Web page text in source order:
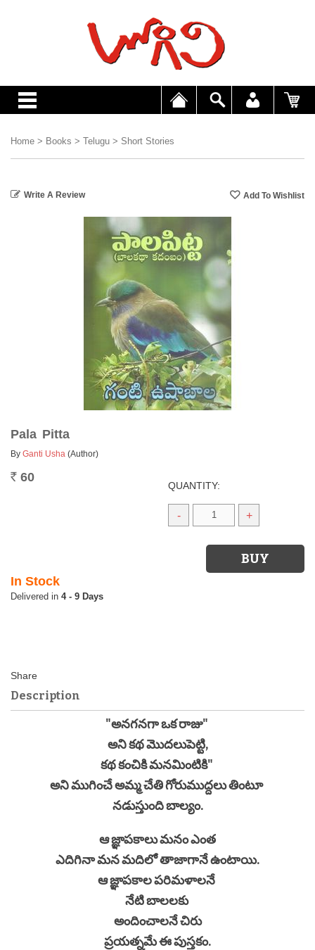
Home > Books > Telugu > Short Stories
Write A Review
Pala Pitta
By Ganti Usha (Author)
Rs. 60
QUANTITY:
- +
In Stock
4 - 9 Days
Description
"అనగనగా ఒక రాజు"
అని కథ మొదలుపెట్టి,
కథ కంచికి మనమింటికి"
అని ముగించే అమ్మ చేతి గోరుముద్దలు తింటూ
నడుస్తుంది బాల్యం.
ఆ జ్ఞాపకాలు మనం ఎంత
ఎదిగినా మన మదిలో తాజాగానే ఉంటాయి.
ఆ జ్ఞాపకాల పరిమళాలనే
నేటి బాలలకు
అందించాలనే చిరు
ప్రయత్నమే ఈ పుస్తకం.